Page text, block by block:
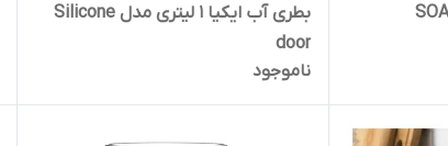
بطری آب ایکیا 1 لیتری مدل Silicone
door
ناموجود